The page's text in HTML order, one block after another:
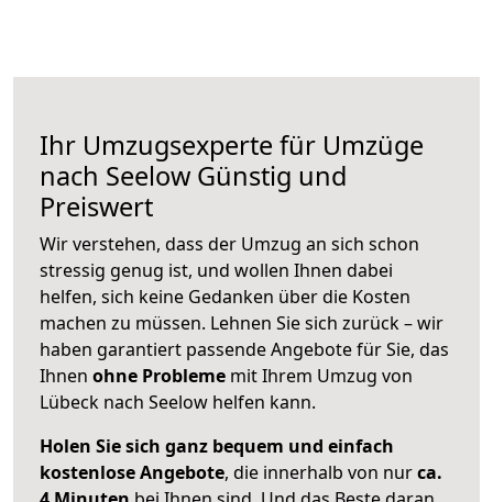
Ihr Umzugsexperte für Umzüge
nach Seelow Günstig und
Preiswert
Wir verstehen, dass der Umzug an sich schon
stressig genug ist, und wollen Ihnen dabei
helfen, sich keine Gedanken über die Kosten
machen zu müssen. Lehnen Sie sich zurück – wir
haben garantiert passende Angebote für Sie, das
Ihnen ohne Probleme mit Ihrem Umzug von
Lübeck nach Seelow helfen kann.
Holen Sie sich ganz bequem und einfach
kostenlose Angebote, die innerhalb von nurca.